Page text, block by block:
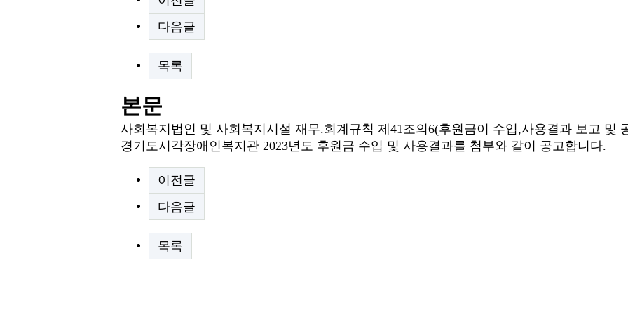
다음글
목록
본문
사회복지법인 및 사회복지시설 재무.회계규칙 제41조의6(후원금이 수입,사용결과 보고 및
경기도시각장애인복지관 2023년도 후원금 수입 및 사용결과를 첨부와 같이 공고합니다.
이전글
다음글
목록